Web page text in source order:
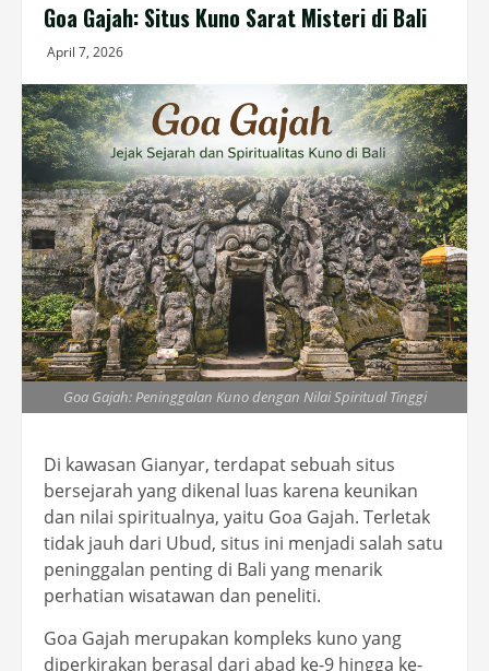
Goa Gajah: Situs Kuno Sarat Misteri di Bali
April 7, 2026
Goa Gajah: Peninggalan Kuno dengan Nilai Spiritual Tinggi
Di kawasan Gianyar, terdapat sebuah situs
bersejarah yang dikenal luas karena keunikan
dan nilai spiritualnya, yaitu Goa Gajah. Terletak
tidak jauh dari Ubud, situs ini menjadi salah satu
peninggalan penting di Bali yang menarik
perhatian wisatawan dan peneliti.
Goa Gajah merupakan kompleks kuno yang
diperkirakan berasal dari abad ke-9 hingga ke-